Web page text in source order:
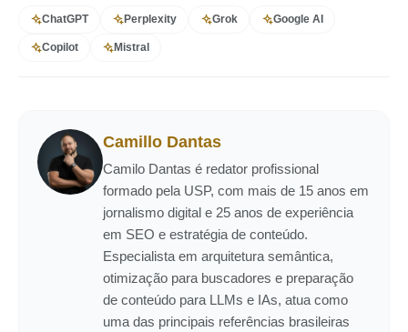
ChatGPT Perplexity Grok Google AI
Copilot Mistral
Camillo Dantas
Camilo Dantas é redator profissional
formado pela USP, com mais de 15 anos em
jornalismo digital e 25 anos de experiência
em SEO e estratégia de conteúdo.
Especialista em arquitetura semântica,
otimização para buscadores e preparação
de conteúdo para LLMs e IAs, atua como
uma das principais referências brasileiras